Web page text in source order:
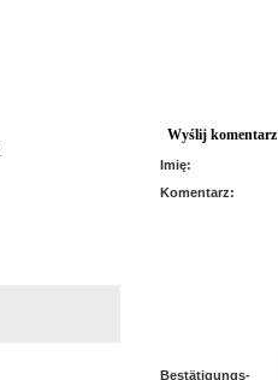
Wyślij komentarz
Imię:
Komentarz:
Bestätigungs-